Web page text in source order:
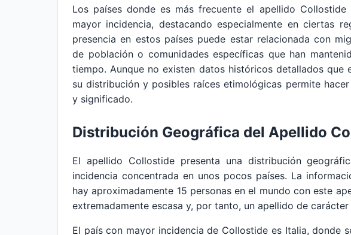
Los países donde es más frecuente el apellido
mayor incidencia, destacando especialmente en ciertas
presencia en estos países puede estar relacionada con
de población o comunidades específicas que han
tiempo. Aunque no existen datos históricos detallados que
su distribución y posibles raíces etimológicas permite
y significado.
Distribución Geográfica del Apellido
El apellido Collostide presenta una distribución
incidencia concentrada en unos pocos países. La
hay aproximadamente 15 personas en el mundo con este
extremadamente escasa y, por tanto, un apellido de carácter
El país con mayor incidencia de Collostide es Italia, donde